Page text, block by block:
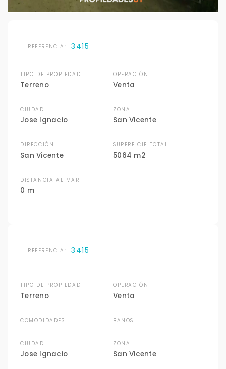
REFERENCIA: 3415
TIPO DE PROPIEDAD
Terreno
OPERACIÓN
Venta
CIUDAD
Jose Ignacio
ZONA
San Vicente
DIRECCIÓN
San Vicente
SUPERFICIE TOTAL
5064 m2
DISTANCIA AL MAR
0 m
REFERENCIA: 3415
TIPO DE PROPIEDAD
Terreno
OPERACIÓN
Venta
COMODIDADES BAÑOS
CIUDAD
Jose Ignacio
ZONA
San Vicente